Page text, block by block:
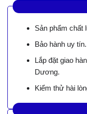
Sản phẩm chất
Bảo hành uy tín.
Lắp đặt giao
Dương.
Kiểm thử hài